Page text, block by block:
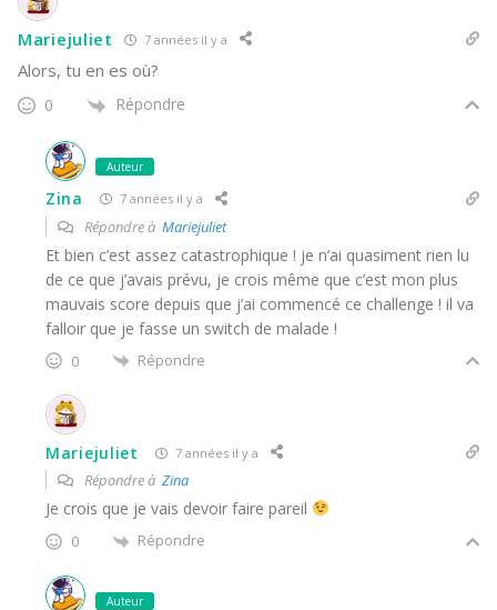
Mariejuliet 7 années il y a
Alors, tu en es où?
0 Répondre
Auteur
Zina 7 années il y a
Répondre à Mariejuliet
Et bien c’est assez catastrophique ! je n’ai quasiment rien lu
de ce que j’avais prévu, je crois même que c’est mon plus
mauvais score depuis que j’ai commencé ce challenge ! il va
falloir que je fasse un switch de malade !
0 Répondre
Mariejuliet 7 années il y a
Répondre à Zina
Je crois que je vais devoir faire pareil
0 Répondre
Auteur